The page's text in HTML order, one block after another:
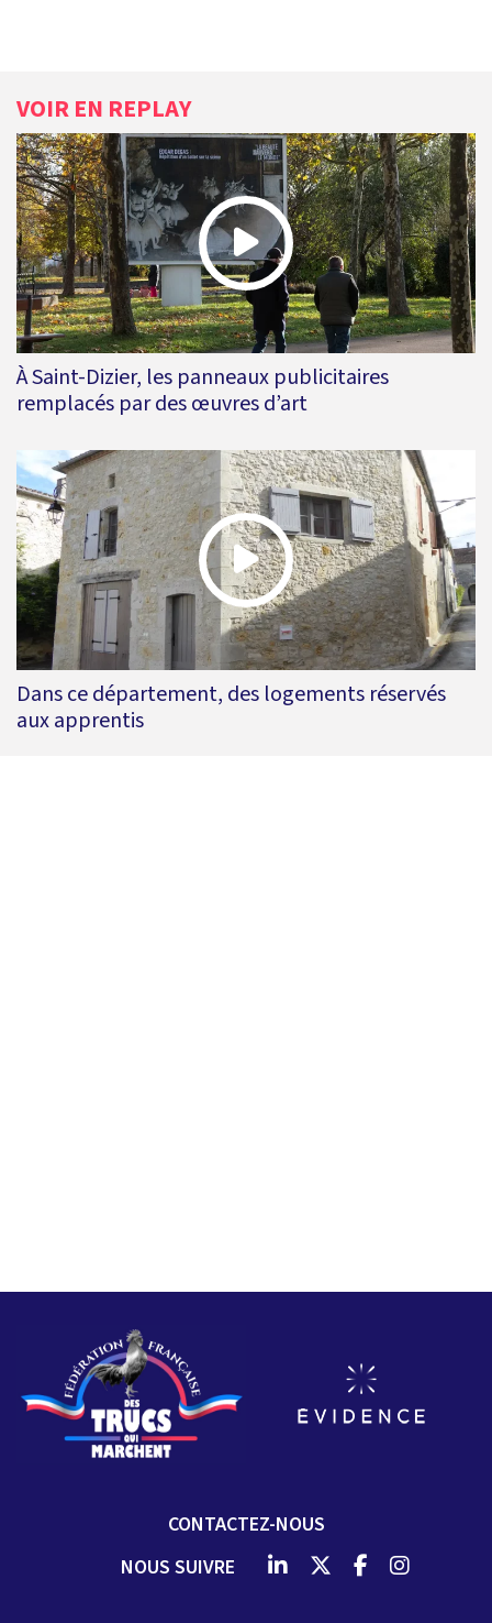
VOIR EN REPLAY
À Saint-Dizier, les panneaux publicitaires
remplacés par des œuvres d’art
Dans ce département, des logements réservés
aux apprentis
CONTACTEZ-NOUS
NOUS SUIVRE